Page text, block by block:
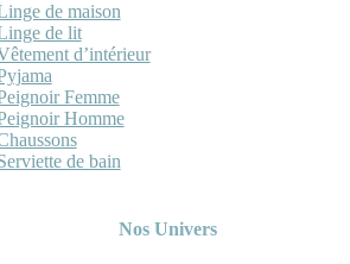
de maison
de lit
d’intérieur
Femme
Homme
de bain
Nos Univers